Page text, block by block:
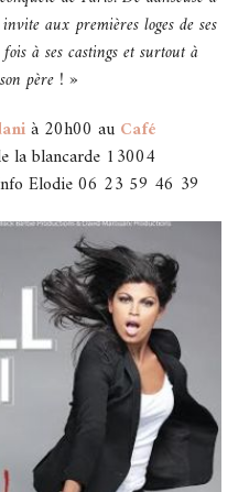
aux premières loges de ses
à ses castings et surtout à
père ! »
à 20h00 au Café
la blancarde 13004
Elodie 06 23 59 46 39